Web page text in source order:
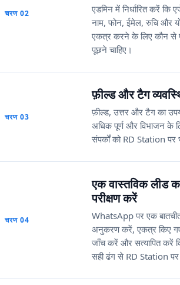
चरण 02
एडमिन में निर्धारित करें कि
नाम, फोन, ईमेल, रुचि और
एकत्र करने के लिए कौन से
पूछने चाहिए।
चरण 03
फ़ील्ड और टैग
फ़ील्ड, उत्तर और टैग का
अधिक पूर्ण और विभाजन के
संपर्कों को RD Station
चरण 04
एक वास्तविक लीड
परीक्षण करें
WhatsApp पर एक
अनुकरण करें, एकत्र किए
जाँच करें और सत्यापित करें
सही ढंग से RD Station पर